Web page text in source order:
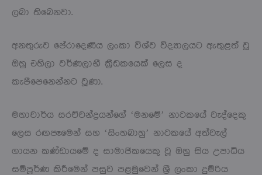
ලබා තිබෙනවා.
අනතුරුව පේරාදෙණිය ලංකා විශ්ව විද්‍යාලයට ඇතුළත් වූ
ඔහු එහිලා වර්ණලාභී ක්‍රීඩකයෙක් ලෙස ද
කැපීපෙනෙන්නට වූණා.
මහාචාර්ය සරච්චන්ද්‍රයන්ගේ ‘මනමේ’ නාටකයේ වැද්දෙකු
ලෙස රඟපෑමෙන් සහ ‘සිංහබාහු’ නාටකයේ අත්වැල්
ගායන කණ්ඩායමේ ද සාමාජිකයෙකු වූ ඔහු සිය උපාධිය
සම්පූර්ණ කිරීමෙන් පසුව පළමුවෙන් ශ්‍රී ලංකා දුම්රිය